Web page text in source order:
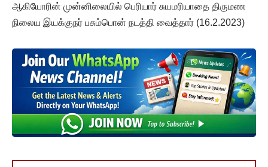
ஆகியோரின் முன்னிலையில் பெரியார் சுயமரியாதை திருமண
நிலைய இயக்குநர் பசும்பொன் நடத்தி வைத்தார் (16.2.2023)